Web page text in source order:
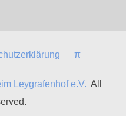
π
Leygrafenhof e.V. All